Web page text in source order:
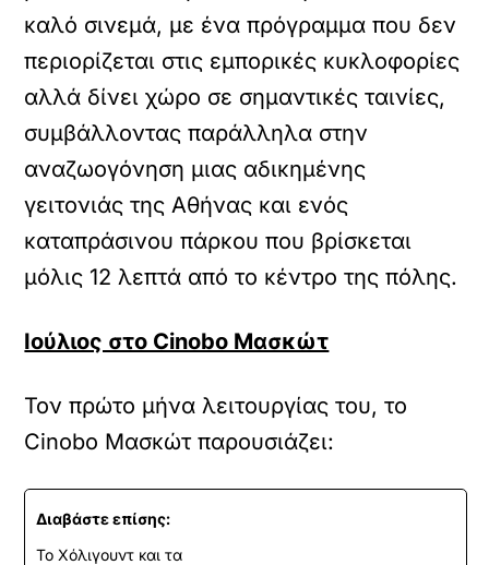
καλό σινεμά, με ένα πρόγραμμα που δεν
περιορίζεται στις εμπορικές κυκλοφορίες
αλλά δίνει χώρο σε σημαντικές ταινίες,
συμβάλλοντας παράλληλα στην
αναζωογόνηση μιας αδικημένης
γειτονιάς της Αθήνας και ενός
καταπράσινου πάρκου που βρίσκεται
μόλις 12 λεπτά από το κέντρο της πόλης.
Ιούλιος στο Cinobo Μασκώτ
Τον πρώτο μήνα λειτουργίας του, το
Cinobo Μασκώτ παρουσιάζει:
Διαβάστε επίσης:
Το Χόλιγουντ και τα